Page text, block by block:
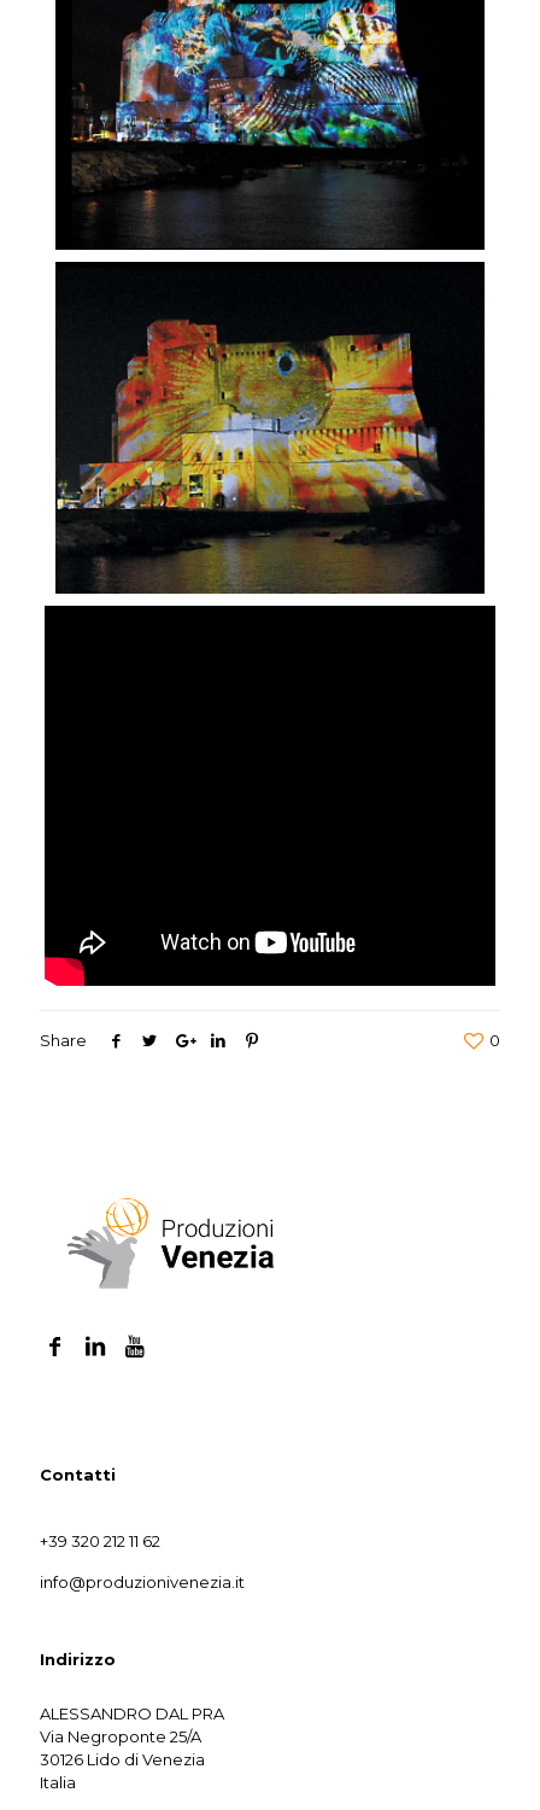
Share 0
Contatti
+39 320 212 11 62
info@produzionivenezia.it
Indirizzo
ALESSANDRO DAL PRA
Via Negroponte 25/A
30126 Lido di Venezia
Italia